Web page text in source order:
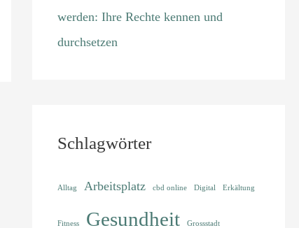
werden: Ihre Rechte kennen und
durchsetzen
Schlagwörter
Alltag Arbeitsplatz cbd online Digital Erkältung
Fitness Gesundheit Grossstadt